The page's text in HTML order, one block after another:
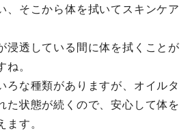
、そこから体を拭いてスキンケア
浸透している間に体を拭くことが
。
ろな種類がありますが、オイルタ
た状態が続くので、安心して体を
す。